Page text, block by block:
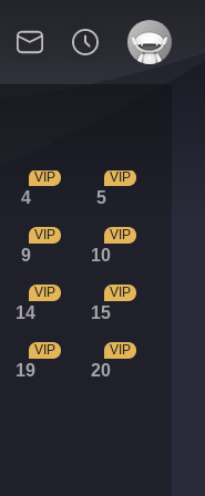
4
VIP
5
VIP
9
VIP
10
VIP
14
VIP
15
VIP
19
VIP
20
VIP